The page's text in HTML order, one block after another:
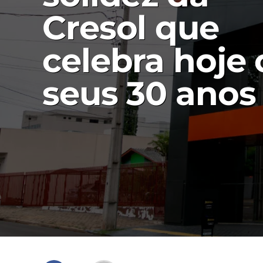
Cresol que
celebra hoje
seus 30 anos